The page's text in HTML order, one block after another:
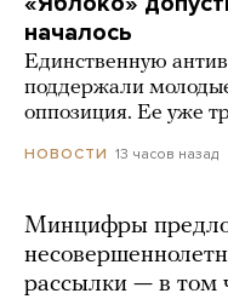
началось
Единственную
поддержали
оппозиция. Ее уже
НОВОСТИ 13 часов назад
Минцифры
рассылки — в том